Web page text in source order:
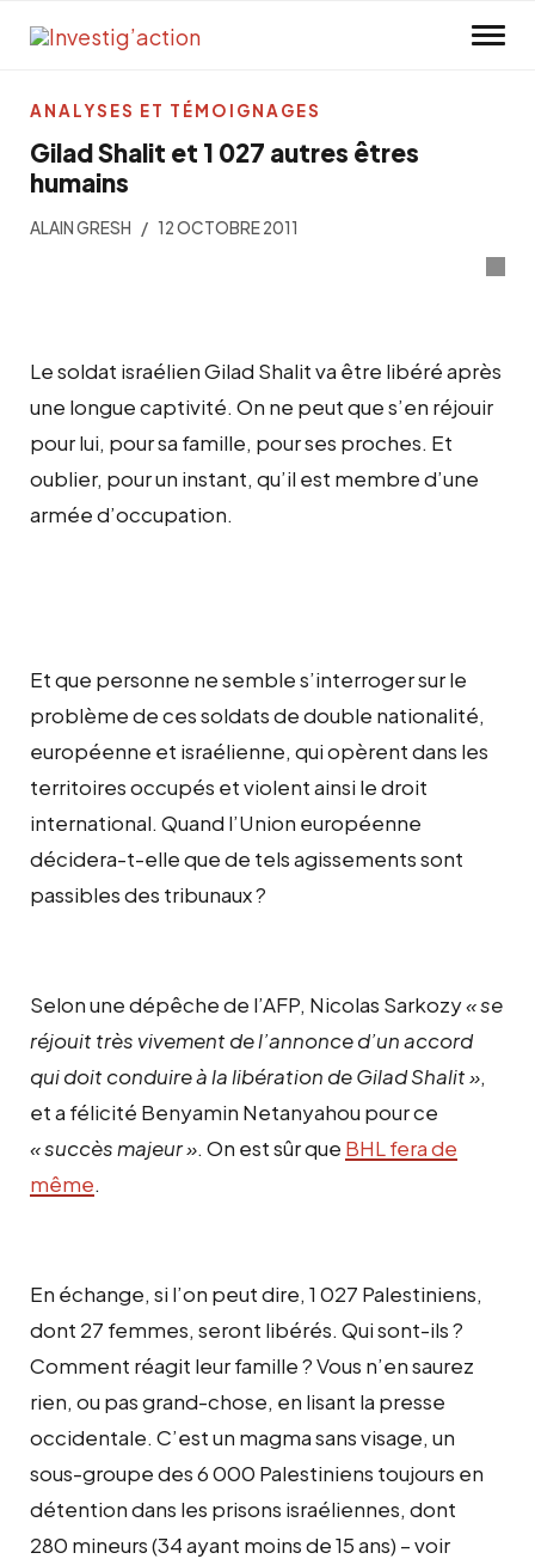
Gilad Shalit et 1 027 autres êtres
humains
ALAIN GRESH 12 OCTOBRE 2011
Le soldat israélien Gilad Shalit va être libéré après
une longue captivité. On ne peut que s’en réjouir
pour lui, pour sa famille, pour ses proches. Et
oublier, pour un instant, qu’il est membre d’une
armée d’occupation.
Et que personne ne semble s’interroger sur le
problème de ces soldats de double nationalité,
européenne et israélienne, qui opèrent dans les
territoires occupés et violent ainsi le droit
international. Quand l’Union européenne
décidera-t-elle que de tels agissements sont
passibles des tribunaux ?
Selon une dépêche de l’AFP, Nicolas Sarkozy« se
réjouit très vivement de l’annonce d’un accord
qui doit conduire à la libération de Gilad Shalit »,
et a félicité Benyamin Netanyahou pour ce
« succès majeur ». On est sûr que BHL fera de
même.
En échange, si l’on peut dire, 1 027 Palestiniens,
dont 27 femmes, seront libérés. Qui sont-ils ?
Comment réagit leur famille ? Vous n’en saurez
rien, ou pas grand-chose, en lisant la presse
occidentale. C’est un magma sans visage, un
sous-groupe des 6 000 Palestiniens toujours en
détention dans les prisons israéliennes, dont
280 mineurs (34 ayant moins de 15 ans) – voir
ANALYSES ET TÉMOIGNAGES